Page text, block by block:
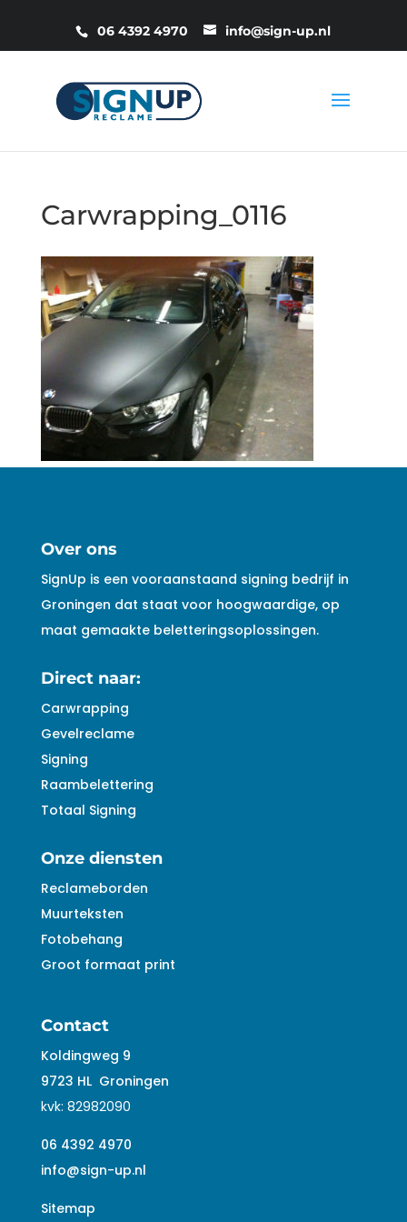
06 4392 4970 info@sign-up.nl
Carwrapping_0116
Over ons
SignUp is een vooraanstaand signing bedrijf in
Groningen dat staat voor hoogwaardige, op
maat gemaakte beletteringsoplossingen.
Direct naar:
Carwrapping
Gevelreclame
Signing
Raambelettering
Totaal Signing
Onze diensten
Reclameborden
Muurteksten
Fotobehang
Groot formaat print
Contact
Koldingweg 9
9723 HL Groningen
kvk: 82982090
06 4392 4970
info@sign-up.nl
Sitemap